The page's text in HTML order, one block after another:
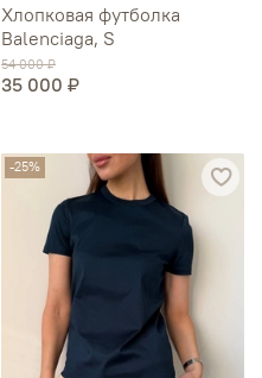
Хлопковая футболка
Balenciaga, S
54 000 ₽
35 000 ₽
-25%